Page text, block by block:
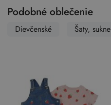
Podobné oblečenie
Dievčenské Šaty, sukne